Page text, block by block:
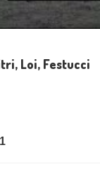
Loi, Festucci